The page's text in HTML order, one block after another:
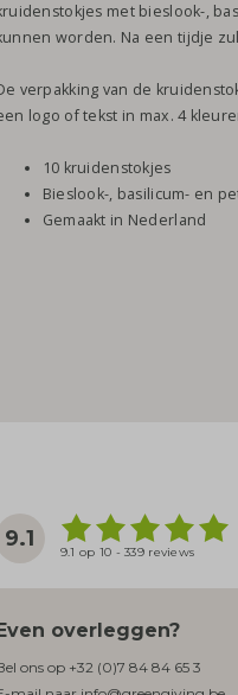
met bieslook-,
worden. Na een tijdje
verpakking van de
logo of tekst in max. 4
10 kruidenstokjes
Bieslook-, basilicum- en
Gemaakt in Nederland
9.1
9.1 op 10 - 339 reviews
Even overleggen?
ons op +32 (0)7 84 84 65 3